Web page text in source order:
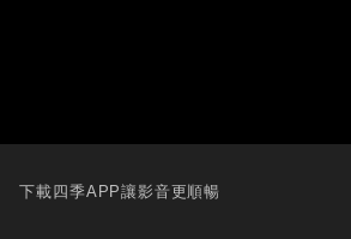
下載四季APP讓影音更順暢